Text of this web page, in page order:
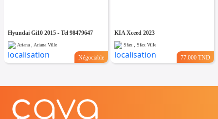
Hyundai Gi10 2015 - Tel 98479647
Ariana , Ariana Ville
Négociable
KIA Xceed 2023
Sfax , Sfax Ville
77.000 TND